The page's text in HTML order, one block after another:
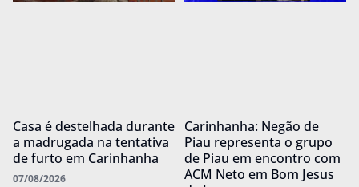
Casa é destelhada durante
a madrugada na tentativa
de furto em Carinhanha
07/08/2026
Carinhanha: Negão de
Piau representa o grupo
de Piau em encontro com
ACM Neto em Bom Jesus